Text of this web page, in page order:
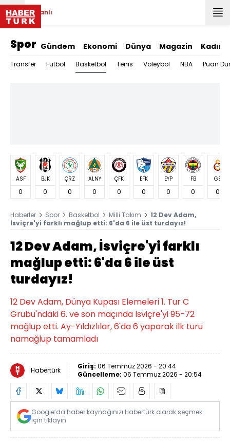
Canlı
Spor Gündem Ekonomi Dünya Magazin Kadın
Transfer Futbol Basketbol Tenis Voleybol NBA Puan
ASF
0
BJK
0
ÇRZ
0
ALNY
0
ÇFK
0
EFK
0
EYP
0
FB
0
GS
0
Haberler Spor Basketbol Milli Takım
12 Dev Adam,
İsviçre'yi farklı mağlup etti: 6'da 6 ile üst turdayız!
12 Dev Adam, İsviçre'yi farklı
mağlup etti: 6'da 6 ile üst
turdayız!
12 Dev Adam, Dünya Kupası Elemeleri 1. Tur C
Grubu'ndaki 6. ve son maçında İsviçre'yi 95-72
mağlup etti. Ay-Yıldızlılar, 6'da 6 yaparak ilk turu
namağlup tamamladı
Habertürk Giriş: 06 Temmuz 2026 - 20:44
Güncelleme: 06 Temmuz 2026 - 20:54
Google’da haber kaynağınızı Habertürk olarak seçmek
için tıklayın